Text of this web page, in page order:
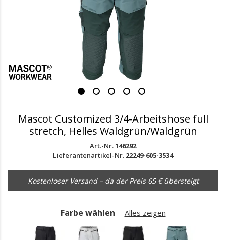
Mascot Customized 3/4-Arbeitshose full
stretch, Helles Waldgrün/Waldgrün
Art.-Nr.146292
Lieferantenartikel-Nr. 22249-605-3534
Kostenloser Versand – da der Preis 65 € übersteigt
Farbe wählen Alles zeigen